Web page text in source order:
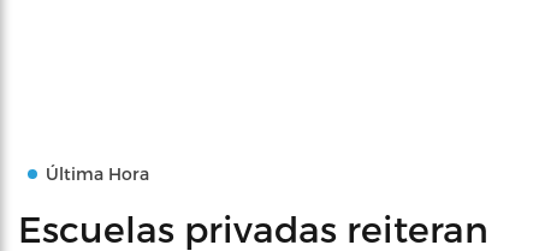
Última Hora
Escuelas privadas reiteran